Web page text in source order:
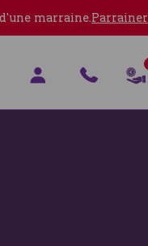
marraine.Parrainer